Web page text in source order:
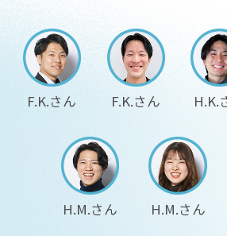
出身学部クロストーク
募集要項
福利厚生・研修制度
人事部からのお知らせ
F.K.さん F.K.さん H.K.
H.M.さん H.M.さん